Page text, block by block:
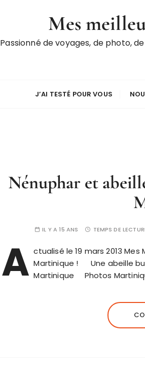
Mes
Passionné de voyages, de photo,
J’AI TESTÉ POUR VOUS
Nénuphar et
IL Y A 15 ANS TEMPS DE
A ctualisé le 19 mars 2013
Martinique ! Une abeille
Martinique Photos